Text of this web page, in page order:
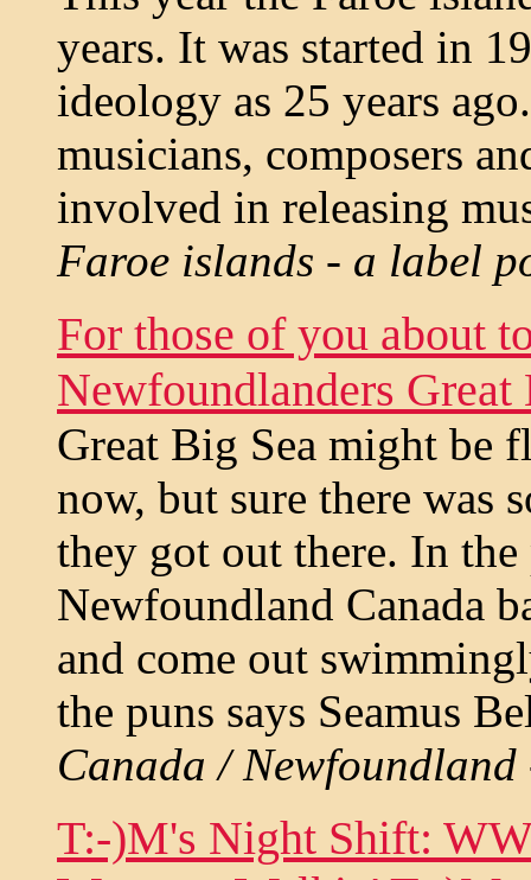
years. It was started in
ideology as 25 years
musicians, composers
involved in releasing
Faroe islands - a label
For those of you about
Newfoundlanders Great
Great Big Sea might be
now, but sure there was
they got out there. In the
Newfoundland Canada
and come out
the puns says Seamus
Canada / Newfoundland
T:-)M's Night Shift: